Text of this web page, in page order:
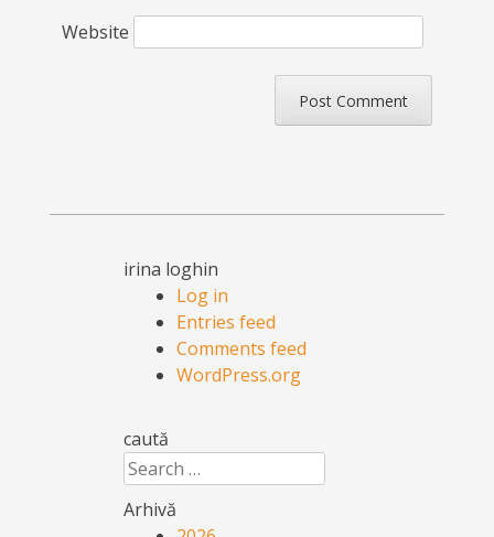
Website
irina loghin
Log in
Entries feed
Comments feed
WordPress.org
caută
Search
Arhivă